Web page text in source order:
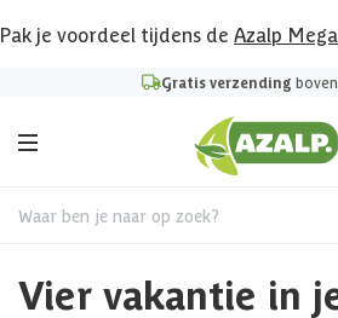
Pak je voordeel tijdens de Azalp
Gratis verzending
Waar ben je naar op zoek?
Vier vakantie in